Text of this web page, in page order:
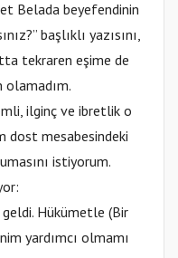
Belada beyefendinin
başlıklı yazısını,
tekraren eşime de
olamadım.
ilginç ve ibretlik o
dost mesabesindeki
istiyorum.
Hükümetle (Bir
yardımcı olmamı